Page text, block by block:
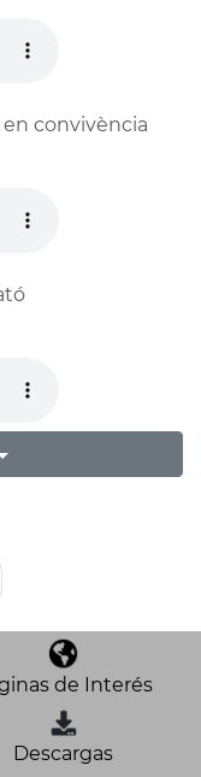
convivència
de Interés
Descargas